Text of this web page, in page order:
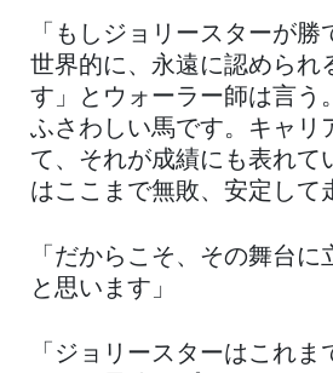
「もしジョリースターが勝
世界的に、永遠に認められ
す」とウォーラー師は言う
ふさわしい馬です。キャリ
て、それが成績にも表れて
はここまで無敗、安定して
「だからこそ、その舞台に
と思います」
「ジョリースターはこれま